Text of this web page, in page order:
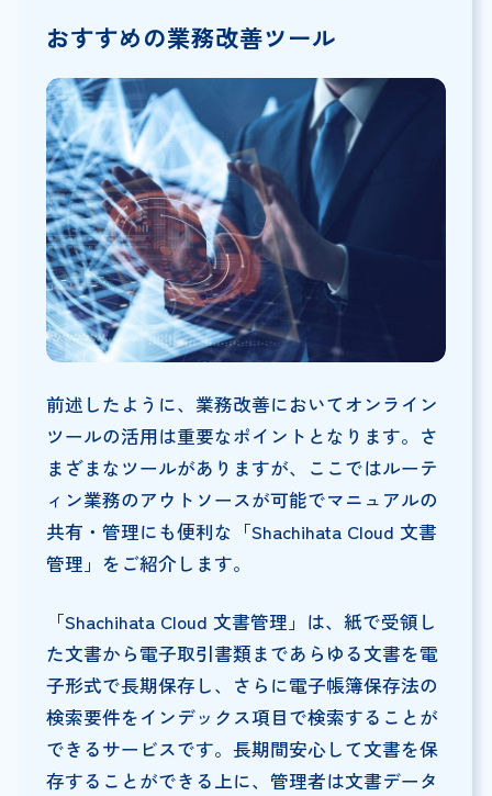
おすすめの業務改善ツール
前述したように、業務改善においてオンライン
ツールの活用は重要なポイントとなります。さ
まざまなツールがありますが、ここではルーテ
ィン業務のアウトソースが可能でマニュアルの
共有・管理にも便利な「Shachihata Cloud 文書
管理」をご紹介します。
「Shachihata Cloud 文書管理」は、紙で受領し
た文書から電子取引書類まであらゆる文書を電
子形式で長期保存し、さらに電子帳簿保存法の
検索要件をインデックス項目で検索することが
できるサービスです。長期間安心して文書を保
存することができる上に、管理者は文書データ